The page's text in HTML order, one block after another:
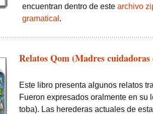
encuentran dentro de este archivo
gramatical .
Relatos Qom (Madres
Este libro presenta algunos relatos
Fueron expresados oralmente en su
toba). Las herederas actuales de